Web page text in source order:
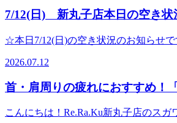
４４-４５５-４０４０
り切りましょう(*^^)v ☆本日7/22(水)の
です☆14：00～21：30の時間帯でご案
間のご希望であれば、お電話にてお問
＿＿＿＿＿＿＿＿＿＿＿＿＿＿＿＿＿
Re.Ra.Ku新丸子店住所 神奈川県川崎
４４-４５５-４０４０
(*^^)vしっかり湯船に浸かる、適度な
るようにしましょう！現在毎年好評の
ます♪お疲れの箇所に合わせて、腕や
です。 二酸化炭素が皮膚に吸収される
管が拡張することで血液の巡りが良く
の隅々まで届きやすくなるので、凝り
やすくなることが期待できます！リラ
7/12(日) 新丸子店本日の空き状
☆本日7/12(日)の空き状況のお知らせで
ご希望であれば、お電話にてお問合せ
来店心よりお待ちしております♪ご予
＿＿＿＿＿＿＿＿＿＿＿＿＿＿＿＿＿
Re.Ra.Ku新丸子店住所 神奈川県川崎
2026.07.12
首・肩周りの疲れにおすすめ！
こんにちは！Re.Ra.Ku新丸子店のスガ